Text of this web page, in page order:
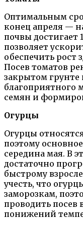
Оптимальным
конец апреля —
почвы достигает
позволяет
обеспечить рост
Посев томатов
закрытом грунте
благоприятного
семян и
Огурцы
Огурцы
поэтому
середина мая. В
достаточно
быстрому
учесть, что
заморозкам,
проводить
понижений